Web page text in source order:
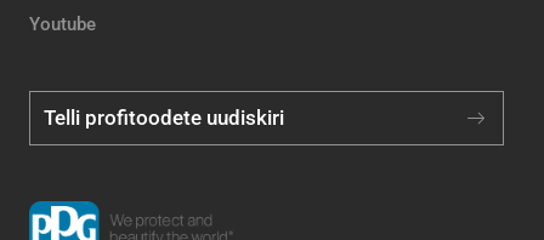
Youtube
Telli profitoodete uudiskiri